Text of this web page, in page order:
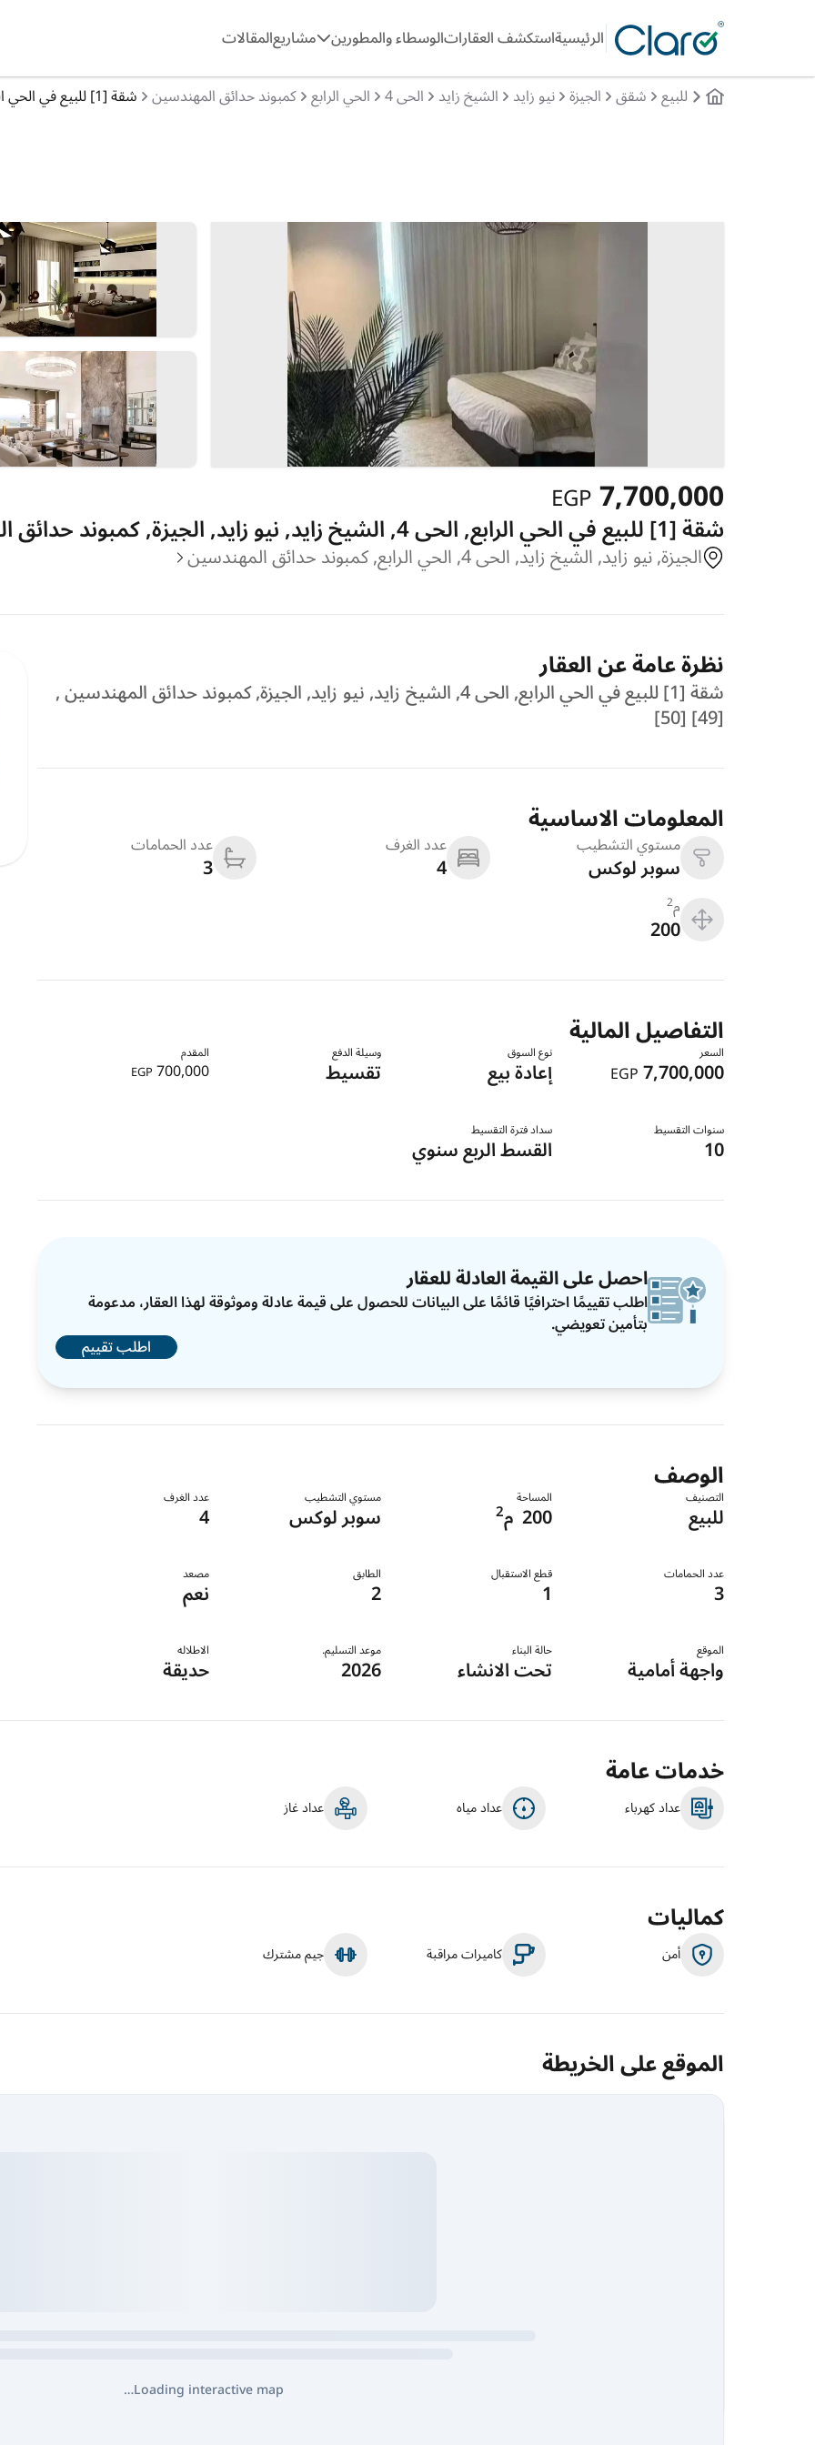
الرئيسيةاستكشف العقاراتالوسطاء والمطورين مشاريعالمقالات
للبيع شقق الجيزة نيو زايد الشيخ زايد الحى 4 الحي الرابع كمبوند حدائق المهندسين
7,700,000
EGP
شقة [1] للبيع في الحي الرابع, الحى 4, الشيخ زايد, نيو زايد, الجيزة, كمبوند حدائق المهندسين
الجيزة, نيو زايد, الشيخ زايد, الحى 4, الحي الرابع, كمبوند حدائق المهندسين
نظرة عامة عن العقار
شقة [1] للبيع في الحي الرابع, الحى 4, الشيخ زايد, نيو زايد, الجيزة, كمبوند حدائق المهندسين ,
[49] [50]
المعلومات الاساسية
مستوي التشطيب
سوبر لوكس
عدد الغرف
4
عدد الحمامات
3
م2
200
التفاصيل المالية
السعر
7,700,000
EGP
نوع السوق
إعادة بيع
وسيلة الدفع
تقسيط
المقدم
700,000
EGP
سنوات التقسيط
10
سداد فترة التقسيط
القسط الربع سنوي
احصل على القيمة العادلة للعقار
اطلب تقييمًا احترافيًا قائمًا على البيانات للحصول على قيمة عادلة وموثوقة لهذا العقار، مدعومة
بتأمين تعويضي.
اطلب تقييم
الوصف
التصنيف
للبيع
المساحة
200 م2 مستوي التشطيب
سوبر لوكس
عدد الغرف
4
عدد الحمامات
3
قطع الاستقبال
1
الطابق
2
مصعد
نعم
الموقع
واجهة أمامية
حالة البناء
تحت الانشاء
موعد التسليم.
2026
الاطلاله
حديقة
خدمات عامة
عداد كهرباء عداد مياه عداد غاز
كماليات
أمن كاميرات مراقبة جيم مشترك
الموقع على الخريطة
Loading interactive map…